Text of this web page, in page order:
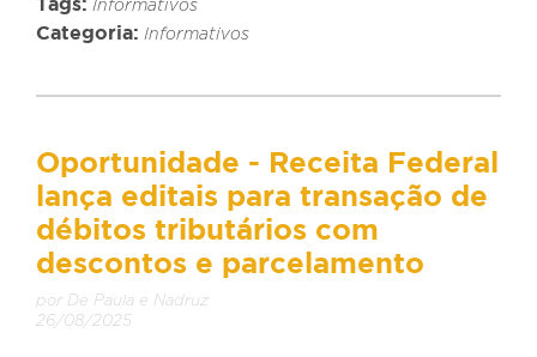
Informativos
Categoria: Informativos
Oportunidade - Receita Federal
lança editais para transação de
débitos tributários com
descontos e parcelamento
por De Paula e Nadruz
26/08/2025